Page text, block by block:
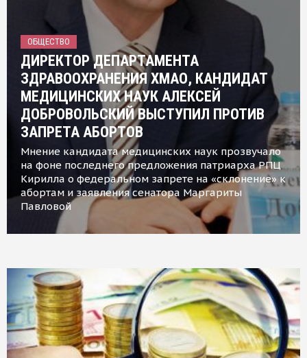
ОБЩЕСТВО
ДИРЕКТОР ДЕПАРТАМЕНТА
ЗДРАВООХРАНЕНИЯ ХМАО, КАНДИДАТ
МЕДИЦИНСКИХ НАУК АЛЕКСЕЙ
ДОБРОВОЛЬСКИЙ ВЫСТУПИЛ ПРОТИВ
ЗАПРЕТА АБОРТОВ
Мнение кандидата медицинских наук прозвучало
на фоне последнего предложения патриарха РПЦ
Кирилла о федеральном запрете на «склонение» к
абортам и заявления сенатора Маргариты
Павловой